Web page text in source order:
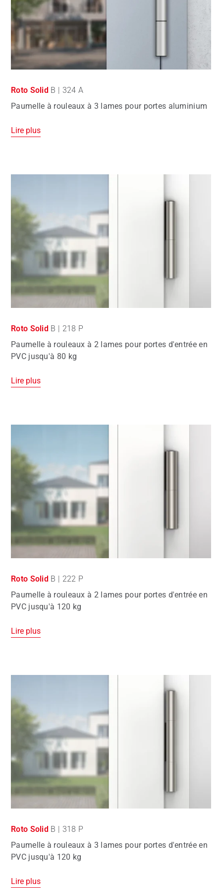
Roto Solid B | 324 A
Paumelle à rouleaux à 3 lames pour portes aluminium
Lire plus
Roto Solid B | 218 P
Paumelle à rouleaux à 2 lames pour portes d'entrée en
PVC jusqu'à 80 kg
Lire plus
Roto Solid B | 222 P
Paumelle à rouleaux à 2 lames pour portes d'entrée en
PVC jusqu'à 120 kg
Lire plus
Roto Solid B | 318 P
Paumelle à rouleaux à 3 lames pour portes d'entrée en
PVC jusqu'à 120 kg
Lire plus